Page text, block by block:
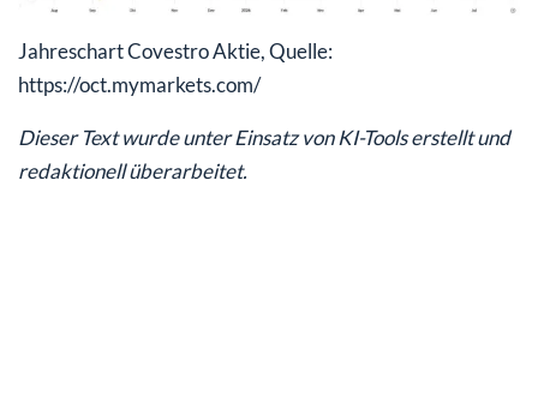
Jahreschart Covestro Aktie, Quelle:
https://oct.mymarkets.com/
Dieser Text wurde unter Einsatz von KI-Tools erstellt und
redaktionell überarbeitet.